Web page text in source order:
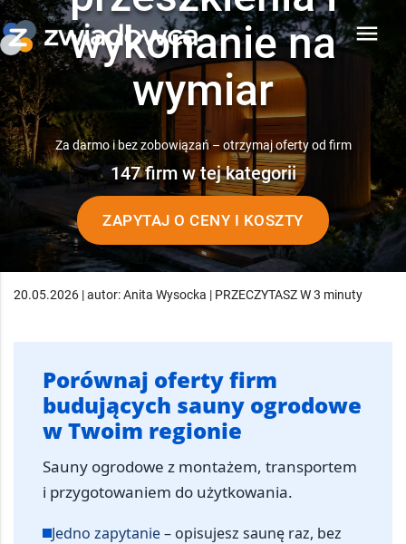
menu
wykonanie na
wymiar
Za darmo i bez zobowiązań – otrzymaj oferty od firm
147 firm w tej kategorii
ZAPYTAJ O CENY I KOSZTY
20.05.2026 | autor: Anita Wysocka | PRZECZYTASZ W 3 minuty
Porównaj oferty firm
budujących sauny ogrodowe
w Twoim regionie
Sauny ogrodowe z montażem, transportem
i przygotowaniem do użytkowania.
Jedno zapytanie– opisujesz saunę raz, bez